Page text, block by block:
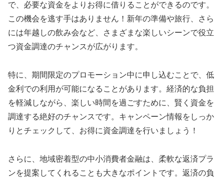
で、必要な資金をよりお得に借りることができるのです。
この機会を逃す手はありません！新年の準備や旅行、さら
には年越しの飲み会など、さまざまな楽しいシーンで役立
つ資金調達のチャンスが広がります。
特に、期間限定のプロモーション中に申し込むことで、低
金利での利用が可能になることがあります。経済的な負担
を軽減しながら、楽しい時間を過ごすために、賢く資金を
調達する絶好のチャンスです。キャンペーン情報をしっか
りとチェックして、お得に資金調達を行いましょう！
さらに、地域密着型の中小消費者金融は、柔軟な返済プラ
ンを提案してくれることも大きなポイントです。返済の負